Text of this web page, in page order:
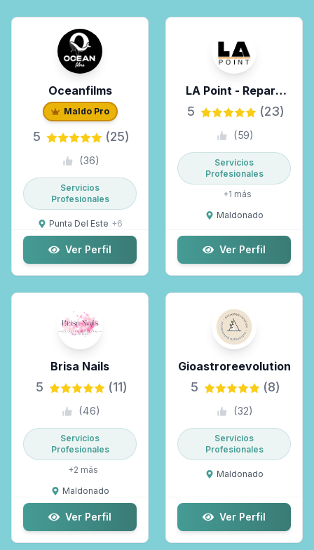
Especialidad
Zonas de trabajo
Selecciona las zonas...
Solo Maldo Premium
Oceanfilms
Maldo Pro
5 (25)
(36)
Servicios
Profesionales
Punta Del Este +6
Ver Perfil
LA Point - Repara
Tu Celu
5 (23)
(59)
Servicios
Profesionales
+1 más
Maldonado
Ver Perfil
Brisa Nails
5 (11)
(46)
Servicios
Profesionales
+2 más
Maldonado
Ver Perfil
Gioastroreevolution
5 (8)
(32)
Servicios
Profesionales
Maldonado
Ver Perfil